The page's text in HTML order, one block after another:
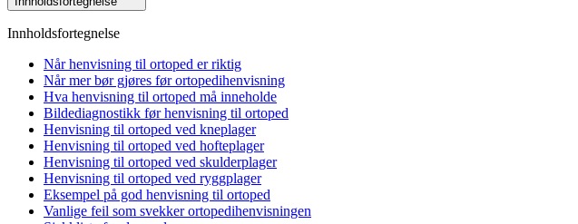
Innholdsfortegnelse
Når henvisning til ortoped er riktig
Når mer bør gjøres før ortopedihenvisning
Hva henvisning til ortoped må inneholde
Bildediagnostikk før henvisning til ortoped
Henvisning til ortoped ved kneplager
Henvisning til ortoped ved hofteplager
Henvisning til ortoped ved skulderplager
Henvisning til ortoped ved ryggplager
Eksempel på god henvisning til ortoped
Vanlige feil som svekker ortopedihenvisningen